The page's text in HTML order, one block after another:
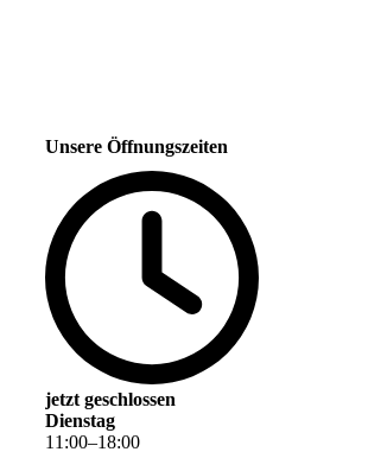
Unsere Öffnungszeiten
jetzt geschlossen
Dienstag
11 :00–18:00